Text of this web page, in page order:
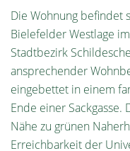
Die Wohnung
Bielefelder Westlage
Stadtbezirk
ansprechender
eingebettet in einem
Ende einer
Nähe zu grünen
Erreichbarkeit der